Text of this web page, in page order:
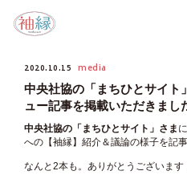
2020.10.15 media
中央社協の「まちひとサイト
ュー記事を掲載いただきまし
中央社協の「まちひとサイト」さま
への【袖縁】紹介＆議論の様子を記
なんと2本も。ありがとうございます